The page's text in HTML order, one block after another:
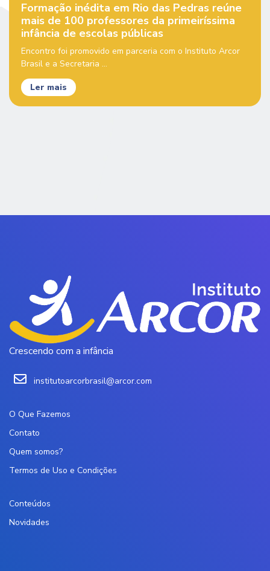
Formação inédita em Rio das Pedras reúne
mais de 100 professores da primeiríssima
infância de escolas públicas
Encontro foi promovido em parceria com o Instituto Arcor
Brasil e a Secretaria ...
Ler mais
Crescendo com a infância
institutoarcorbrasil@arcor.com
O Que Fazemos
Contato
Quem somos?
Termos de Uso e Condições
Conteúdos
Novidades